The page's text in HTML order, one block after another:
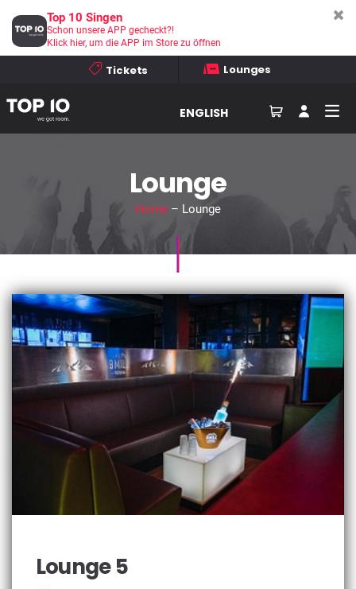
Tickets Lounges
ENGLISH
Lounge
Home– Lounge
Lounge 5
Top 10 Singen
Schon unsere APP gecheckt?!
Klick hier, um die APP im Store zu öffnen